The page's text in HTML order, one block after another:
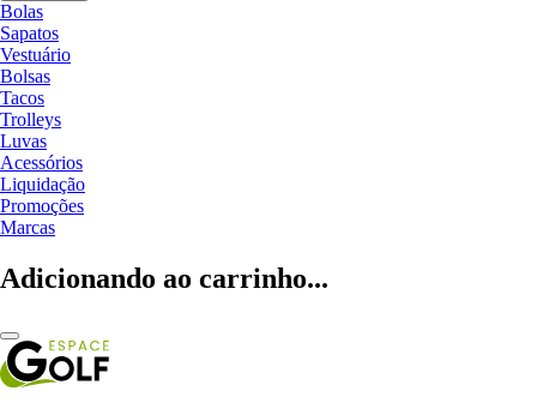
Bolas
Sapatos
Vestuário
Bolsas
Tacos
Trolleys
Luvas
Acessórios
Liquidação
Promoções
Marcas
Adicionando ao carrinho...